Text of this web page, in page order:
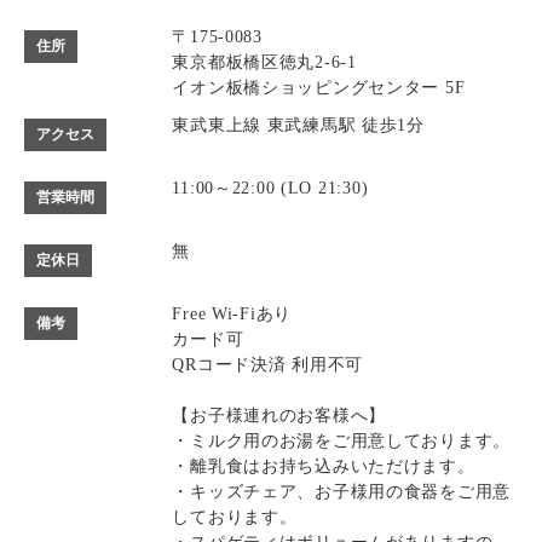
住所
〒175-0083
東京都板橋区徳丸2-6-1
イオン板橋ショッピングセンター 5F
アクセス 東武東上線 東武練馬駅 徒歩1分
営業時間 11:00～22:00 (LO 21:30)
定休日 無
備考
Free Wi-Fiあり
カード可
QRコード決済 利用不可
【お子様連れのお客様へ】
・ミルク用のお湯をご用意しております。
・離乳食はお持ち込みいただけます。
・キッズチェア、お子様用の食器をご用意
しております。